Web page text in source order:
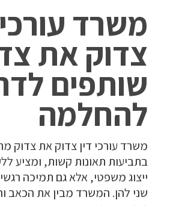
משרד עורכי
צדוק את
שותפים
להחלמה
משרד עורכי דין צדוק את צדוק
בתביעות תאונות קשות, ומציע
ייצוג משפטי, אלא גם תמיכה
שני להן. המשרד מבין את הכאב